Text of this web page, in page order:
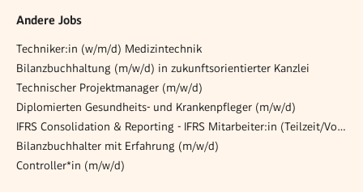
Andere Jobs
Techniker:in (w/m/d) Medizintechnik
Bilanzbuchhaltung (m/w/d) in zukunftsorientierter Kanzlei
Technischer Projektmanager (m/w/d)
Diplomierten Gesundheits- und Krankenpfleger (m/w/d)
IFRS Consolidation & Reporting - IFRS Mitarbeiter:in (Teilzeit/Vollzeit, Karenzvertretung)
Bilanzbuchhalter mit Erfahrung (m/w/d)
Controller*in (m/w/d)